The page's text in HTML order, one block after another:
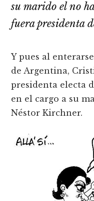
su marido el no
fuera presidenta
Y pues al
de Argentina,
presidenta electa
en el cargo a su
Néstor Kirchner.